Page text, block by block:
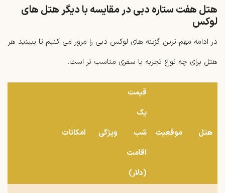
هتل‌ هفت ستاره دبی در مقایسه با دیگر هتل های
لوکس
در ادامه مهم ‌ترین گزینه‌ های لوکس دبی را مرور می کنیم تا ببینید هر
هتل برای چه نوع تجربه یا سفری مناسب ‌تر است.
هتل موقعیت
قیمت
یک
شب
اقامت
(دلار)
ویژگی امکانات